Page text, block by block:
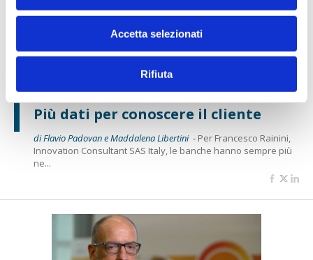
Accetta selezionati
Rifiuta
#ILCLIENTE 2019
Più dati per conoscere il cliente
di Flavio Padovan e Maddalena Libertini - Per Francesco Rainini,
Innovation Consultant SAS Italy, le banche hanno sempre più
ne...